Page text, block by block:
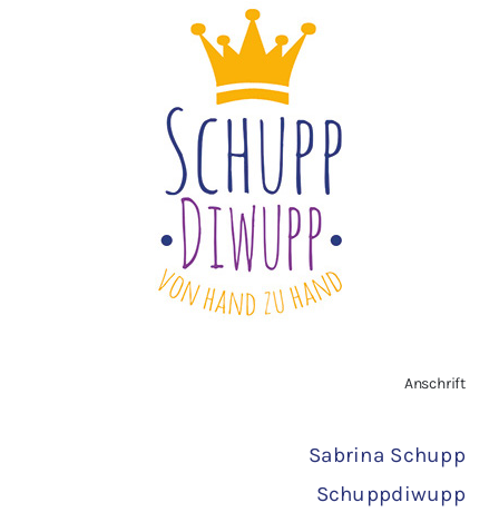
Widerrufsbelehrung
Anschrift
Sabrina Schupp
Schuppdiwupp